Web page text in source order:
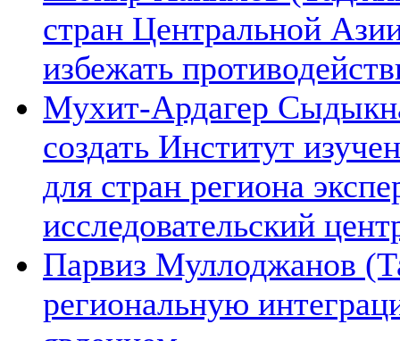
стран Центральной
избежать
Мухит-Ардагер
создать Институт
для стран региона
исследовательский
Парвиз Муллоджанов
региональную